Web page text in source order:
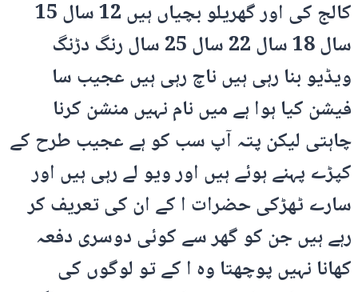
کالج کی اور گھریلو بچیاں ہیں 12 سال 15
سال 18 سال 22 سال 25 سال رنگ دڑنگ
ویڈیو بنا رہی ہیں ناچ رہی ہیں عجیب سا
فیشن کیا ہوا ہے میں نام نہیں منشن کرنا
چاہتی لیکن پتہ آپ سب کو ہے عجیب طرح کے
کپڑے پہنے ہوئے ہیں اور ویو لے رہی ہیں اور
سارے ٹھڑکی حضرات ا کے ان کی تعریف کر
رہے ہیں جن کو گھر سے کوئی دوسری دفعہ
کھانا نہیں پوچھتا وہ ا کے تو لوگوں کی